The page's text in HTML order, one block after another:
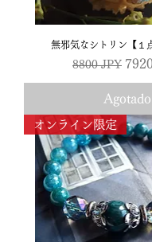
無邪気なシトリン【１
Precio
8800 JPY
Agotado
オンライン限定